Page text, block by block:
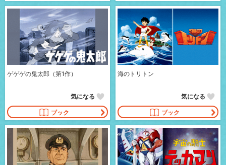
ゲゲゲの鬼太郎（第1作）
ブック
気になる
海のトリトン
ブック
気になる